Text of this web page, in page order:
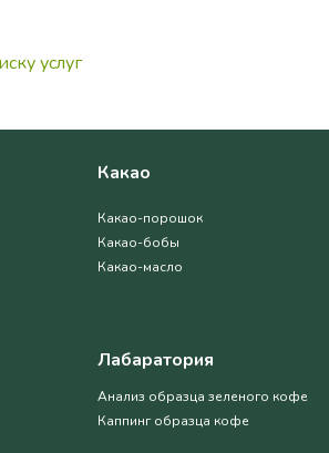
услуг
Какао
Какао-порошок
Какао-бобы
Какао-масло
Лабаратория
Анализ образца зеленого кофе
Каппинг образца кофе